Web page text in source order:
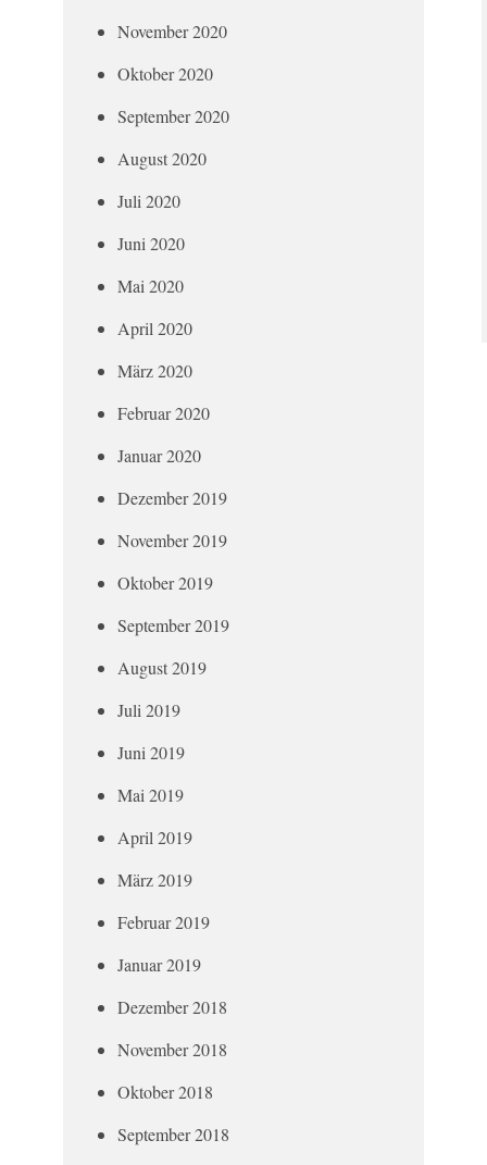
November 2020
Oktober 2020
September 2020
August 2020
Juli 2020
Juni 2020
Mai 2020
April 2020
März 2020
Februar 2020
Januar 2020
Dezember 2019
November 2019
Oktober 2019
September 2019
August 2019
Juli 2019
Juni 2019
Mai 2019
April 2019
März 2019
Februar 2019
Januar 2019
Dezember 2018
November 2018
Oktober 2018
September 2018